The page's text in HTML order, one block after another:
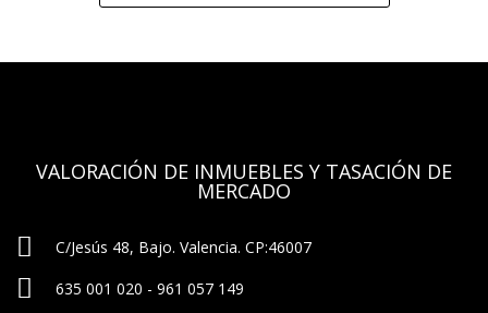
VALORACIÓN DE INMUEBLES Y TASACIÓN DE
MERCADO
C/Jesús 48, Bajo. Valencia. CP:46007
635 001 020 - 961 057 149